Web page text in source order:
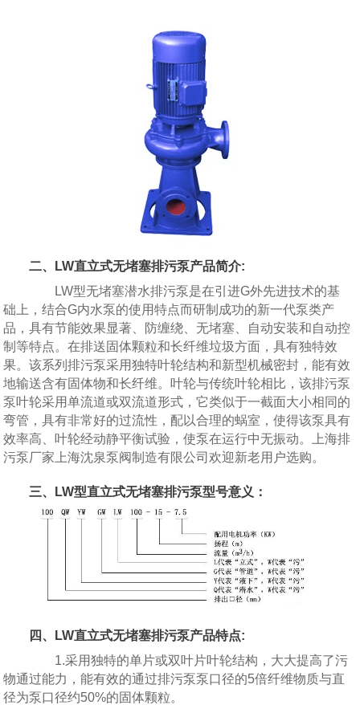
二、LW直立式无堵塞排污泵产品简介:
LW型无堵塞潜水排污泵是在引进G外先进技术的基
础上，结合G内水泵的使用特点而研制成功的新一代泵类产
品，具有节能效果显著、防缠绕、无堵塞、自动安装和自动控
制等特点。在排送固体颗粒和长纤维垃圾方面，具有独特效
果。该系列排污泵采用独特叶轮结构和新型机械密封，能有效
地输送含有固体物和长纤维。叶轮与传统叶轮相比，该排污泵
泵叶轮采用单流道或双流道形式，它类似于一截面大小相同的
弯管，具有非常好的过流性，配以合理的蜗室，使得该泵具有
效率高、叶轮经动静平衡试验，使泵在运行中无振动。上海排
污泵厂家上海沈泉泵阀制造有限公司欢迎新老用户选购。
三、LW型直立式无堵塞排污泵型号意义：
四、LW直立式无堵塞排污泵产品特点:
1.采用独特的单片或双叶片叶轮结构，大大提高了污
物通过能力，能有效的通过排污泵泵口径的5倍纤维物质与直
径为泵口径约50%的固体颗粒。